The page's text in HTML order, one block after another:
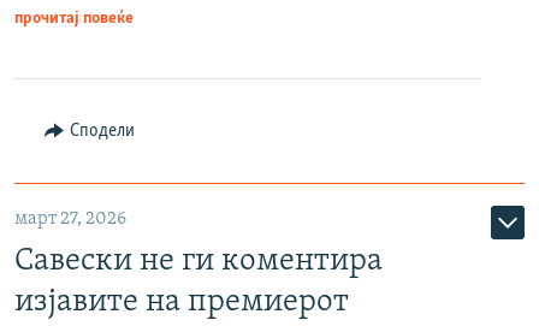
прочитај повеќе
Сподели
март 27, 2026
Савески не ги коментира
изјавите на премиерот